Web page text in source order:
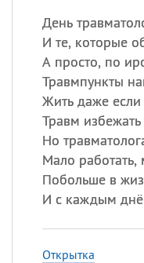
День
И те, которые
А просто, по
Травмпункты
Жить даже
Травм
Но
Мало работать,
Побольше в
И с каждым
Открытка